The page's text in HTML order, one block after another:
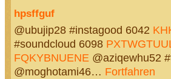
hpsffguf
@ubujip28 #instagood 6042
#soundcloud 6098
FQKYBNUENE@aziqewhu52
@moghotami46… Fortfahren